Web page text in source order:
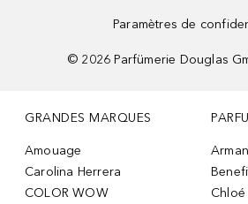
Paramètres de
© 2026 Parfümerie Douglas
GRANDES MARQUES
Amouage
Carolina Herrera
COLOR WOW